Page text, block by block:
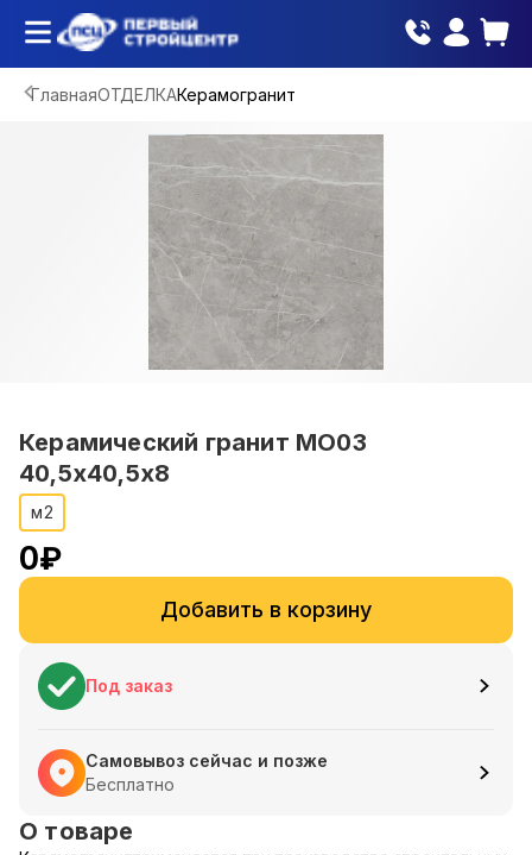
ГлавнаяОТДЕЛКАКерамогранит
Керамический гранит MO03
40,5x40,5x8
м2
0₽
Добавить в корзину
Под заказ
Самовывоз сейчас и позже
Бесплатно
О товаре